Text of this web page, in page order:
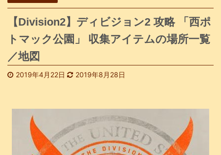
【Division2】ディビジョン2 攻略 「西ポ
トマック公園」 収集アイテムの場所一覧
／地図
2019年4月22日 2019年8月28日